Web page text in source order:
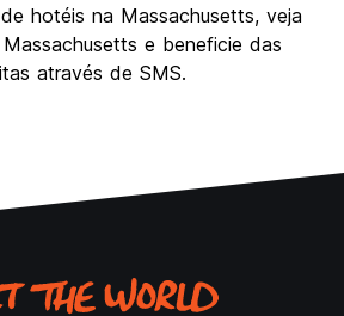
hotéis na Massachusetts, veja
e beneficie das
através de SMS.